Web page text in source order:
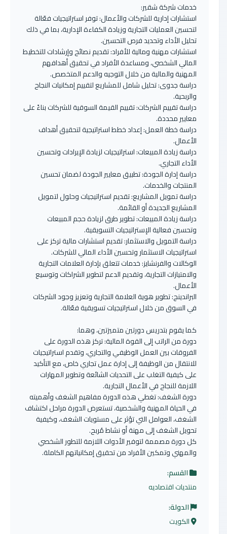
خدمات شركة شقير:
استشارات إدارية للشركات والأعمال: توفر استراتيجيات فعّالة
لتحسين العمليات التجارية وزيادة الكفاءة الإدارية، بما في ذلك
تحليل الأداء وتحديد فرص التحسين.
استشارات مهنية ومالية للأفراد: تقديم نصائح وإرشادات للتخطيط
المالي الشخصي، ومساعدة الأفراد في تحقيق أهدافهم
المهنية والمالية من خلال التوجيه والدعم المتخصص.
دراسة جدوى: تحليل شامل للمشاريع لتقييم إمكانيات النجاح
والربحية.
دراسة تقييم الشركات: تقييم القيمة السوقية للشركات بناءً على
معايير محددة.
دراسة خطة العمل: إعداد خطط استراتيجية لتحقيق أهداف
الأعمال.
دراسة زيادة المبيعات: استراتيجيات لزيادة الإيرادات وتحسين
الأداء التجاري.
دراسة إدارة الجودة: تطبيق معايير الجودة لضمان تحسين
المنتجات والخدمات.
دراسة تمويل المشاريع: تقديم استراتيجيات وحلول لتمويل
المشاريع الجديدة أو القائمة.
دراسة زيادة المبيعات: تطوير طرق لزيادة حجم المبيعات
وتحسين فعالية الإستراتيجيات التسويقية.
دراسة التمويل والاستثمار: تقديم استشارات مالية تركز على
استراتيجيات الاستثمار وتحسين الأداء المالي للشركات.
الوكالات والفرنشايز: خدمات تتعلق بإدارة العلامات التجارية
والامتيازات التجارية، وتقديم الدعم لتطوير الشراكات وتوسيع
الأعمال.
البراندينج: تطوير هوية العلامة التجارية وتعزيز وجود الشركات
في السوق من خلال استراتيجيات تسويقية فعّالة.
كما يقوم بتدريس دورتين متميزتين، وهما:
دورة من الراتب إلى القوة المالية: تركز هذه الدورة على
الفروقات بين العمل الوظيفي والتجاري، وتقدم استراتيجيات
للانتقال من الوظيفة إلى إدارة عمل تجاري خاص، مع التأكيد
على كيفية التغلب على التحديات الشائعة وتطوير المهارات
اللازمة للنجاح في الأعمال التجارية.
دورة الشغف: تغطي هذه الدورة مفاهيم الشغف وأهميته
في الحياة المهنية والشخصية، تستعرض الدورة مراحل اكتشاف
الشغف، العوامل التي تؤثر على مستويات الشغف، وكيفية
تحويل الشغف إلى مهنة أو نشاط مُربح.
كل دورة مصممة لتوفير الأدوات اللازمة للتطور الشخصي
والمهني وتمكين الأفراد من تحقيق إمكانياتهم الكاملة.
القسم:
منتديات اقتصاديه
الدولة:
الكويت